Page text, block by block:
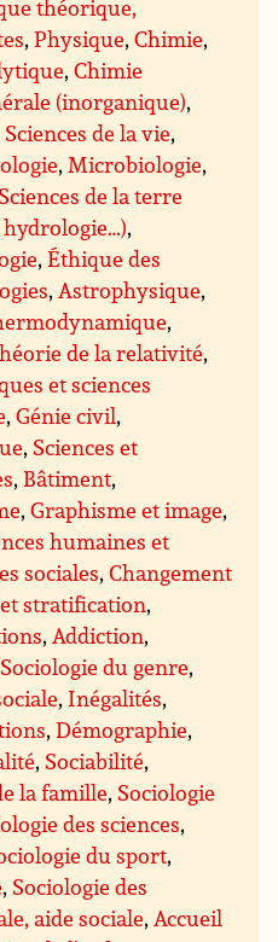
théorique,
,Physique,Chimie,
,Chimie
(inorganique),
Sciences de la vie,
, Microbiologie,
Sciences de la terre
hydrologie…),
,Éthique des
, Astrophysique,
,
de la relativité,
et sciences
,Génie civil,
, Sciences et
, Bâtiment,
,Graphisme et image,
humaines et
sociales,Changement
et stratification,
, Addiction,
Sociologie du genre,
, Inégalités,
,Démographie,
, Sociabilité,
la famille, Sociologie
des sciences,
du sport,
, Sociologie des
aide sociale, Accueil